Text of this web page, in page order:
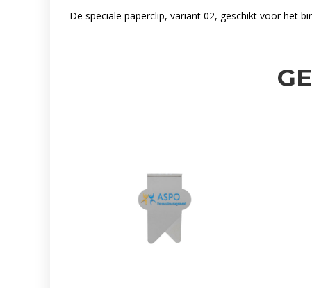
De speciale paperclip, variant 02, geschikt voor het